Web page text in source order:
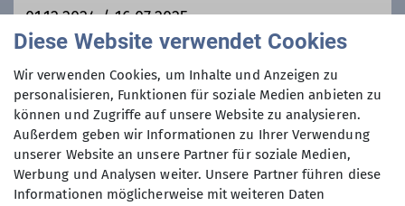
01.12.2024 / 16.07.2025
Maximale Teilnehmeranzahl
6
Diese Website verwendet Cookies
Wir verwenden Cookies, um Inhalte und Anzeigen zu
personalisieren, Funktionen für soziale Medien anbieten zu
können und Zugriffe auf unsere Website zu analysieren.
Außerdem geben wir Informationen zu Ihrer Verwendung
unserer Website an unsere Partner für soziale Medien,
Werbung und Analysen weiter. Unsere Partner führen diese
Informationen möglicherweise mit weiteren Daten